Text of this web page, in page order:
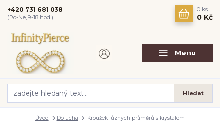
Menu
Hledat
+420 731 681 038
(Po-Ne, 9-18 hod.)
0 ks
0 Kč
Úvod Do ucha Kroužek různých průměrů s krystalem